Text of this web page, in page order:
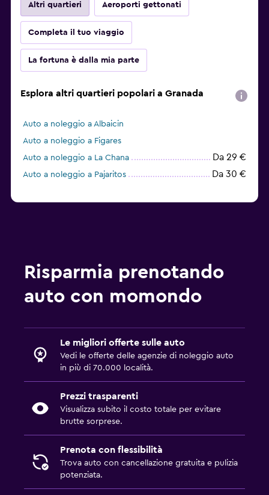
Altri quartieri Aeroporti gettonati
Completa il tuo viaggio
La fortuna è dalla mia parte
Esplora altri quartieri popolari a Granada
Auto a noleggio a Albaicin
Auto a noleggio a Figares
Auto a noleggio a La Chana
Da 29 €
Auto a noleggio a Pajaritos Da 30 €
Risparmia prenotando
auto con momondo
Le migliori offerte sulle auto
Vedi le offerte delle agenzie di noleggio auto
in più di 70.000 località.
Prezzi trasparenti
Visualizza subito il costo totale per evitare
brutte sorprese.
Prenota con flessibilità
Trova auto con cancellazione gratuita e pulizia
potenziata.